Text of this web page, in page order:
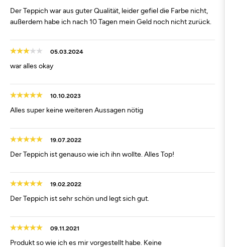
Der Teppich war aus guter Qualität, leider gefiel die Farbe nicht,
außerdem habe ich nach 10 Tagen mein Geld noch nicht zurück.
05.03.2024
war alles okay
10.10.2023
Alles super keine weiteren Aussagen nötig
19.07.2022
Der Teppich ist genauso wie ich ihn wollte. Alles Top!
19.02.2022
Der Teppich ist sehr schön und legt sich gut.
09.11.2021
Produkt so wie ich es mir vorgestellt habe. Keine